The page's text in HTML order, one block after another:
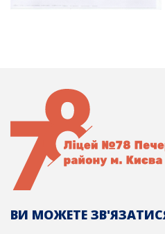
ВИ МОЖЕТЕ